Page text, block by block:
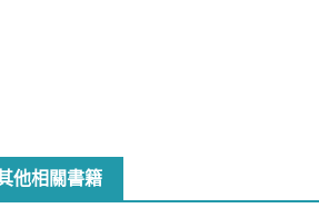
他相關書籍